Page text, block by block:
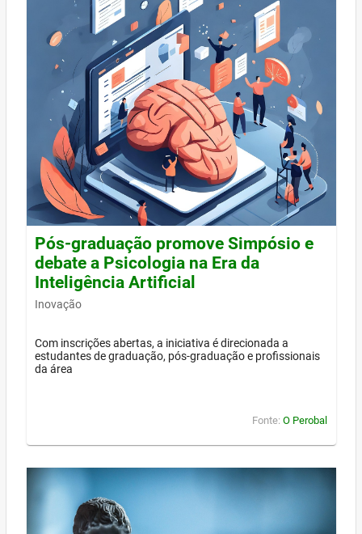
Pós-graduação promove Simpósio e
debate a Psicologia na Era da
Inteligência Artificial
Inovação
Com inscrições abertas, a iniciativa é direcionada a
estudantes de graduação, pós-graduação e profissionais
da área
Fonte: O Perobal